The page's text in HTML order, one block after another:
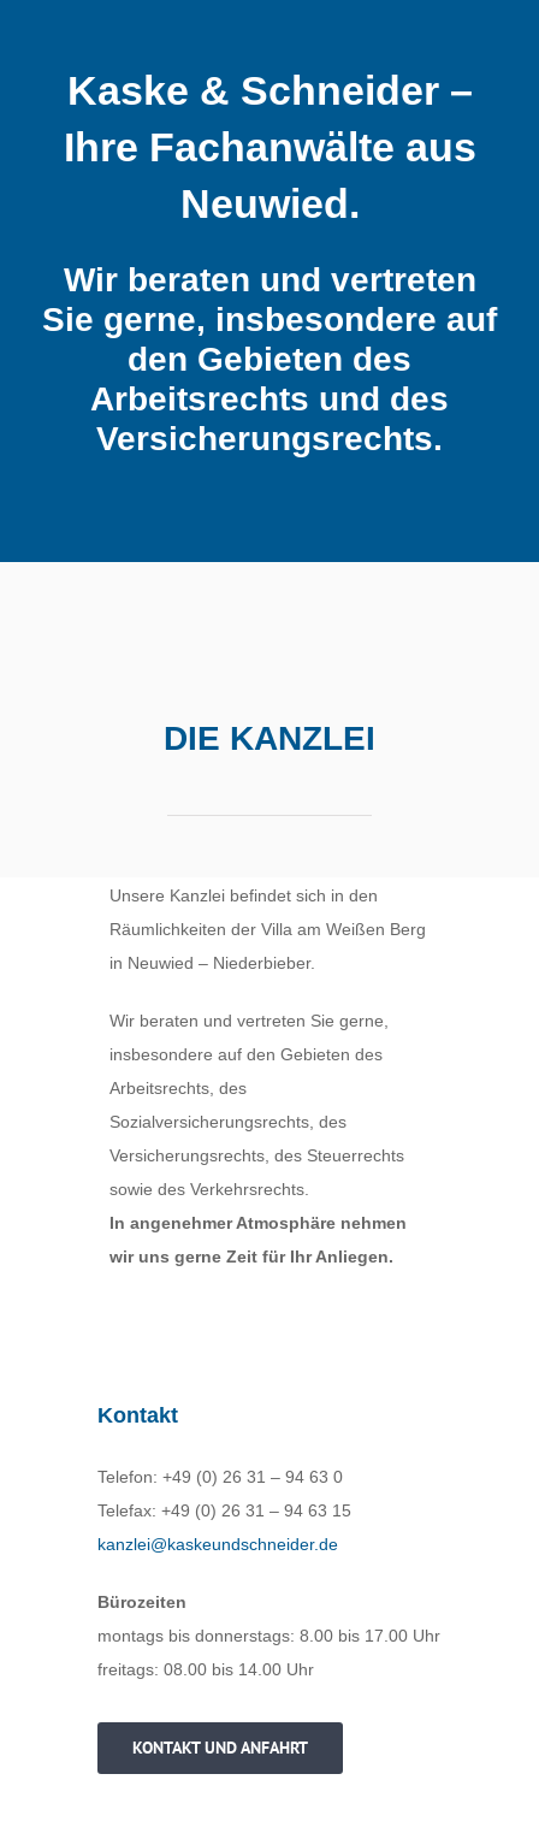
Kaske & Schneider –
Ihre Fachanwälte aus
Neuwied.
Wir beraten und vertreten
Sie gerne, insbesondere auf
den Gebieten des
Arbeitsrechts und des
Versicherungsrechts.
DIE KANZLEI
Unsere Kanzlei befindet sich in den
Räumlichkeiten der Villa am Weißen Berg
in Neuwied – Niederbieber.
Wir beraten und vertreten Sie gerne,
insbesondere auf den Gebieten des
Arbeitsrechts, des
Sozialversicherungsrechts, des
Versicherungsrechts, des Steuerrechts
sowie des Verkehrsrechts.
In angenehmer Atmosphäre nehmen
wir uns gerne Zeit für Ihr Anliegen.
Kontakt
Telefon: +49 (0) 26 31 – 94 63 0
Telefax: +49 (0) 26 31 – 94 63 15
kanzlei@kaskeundschneider.de
Bürozeiten
montags bis donnerstags: 8.00 bis 17.00 Uhr
freitags: 08.00 bis 14.00 Uhr
KONTAKT UND ANFAHRT